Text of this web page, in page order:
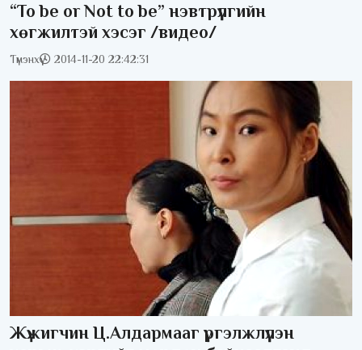
“To be or Not to be” нэвтрүүлгийн
хөгжилтэй хэсэг /видео/
Түмэнхүү 2014-11-20 22:42:31
Жүжигчин Ц.Алдармааг үргэлжлүүлэн